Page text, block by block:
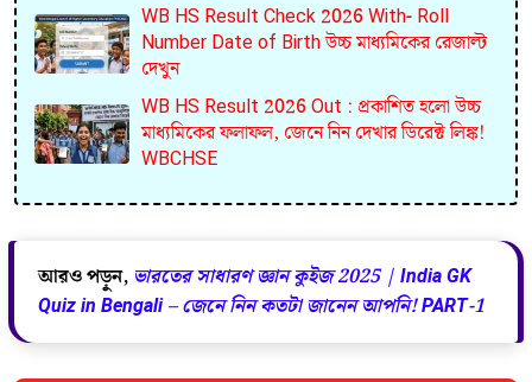
WB HS Result Check 2026 With- Roll
Number Date of Birth উচ্চ মাধ্যমিকের রেজাল্ট
দেখুন
WB HS Result 2026 Out : প্রকাশিত হলো উচ্চ
মাধ্যমিকের ফলাফল, জেনে নিন দেখার ডিরেক্ট লিঙ্ক!
WBCHSE
আরও পড়ুন, ভারতের সাধারণ জ্ঞান কুইজ 2025 | India GK
Quiz in Bengali – জেনে নিন কতটা জানেন আপনি! PART-1